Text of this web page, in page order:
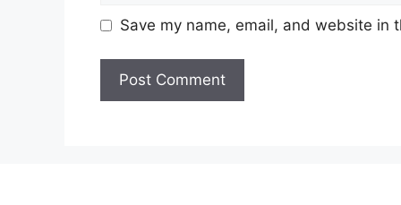
Save my name, email, and website in